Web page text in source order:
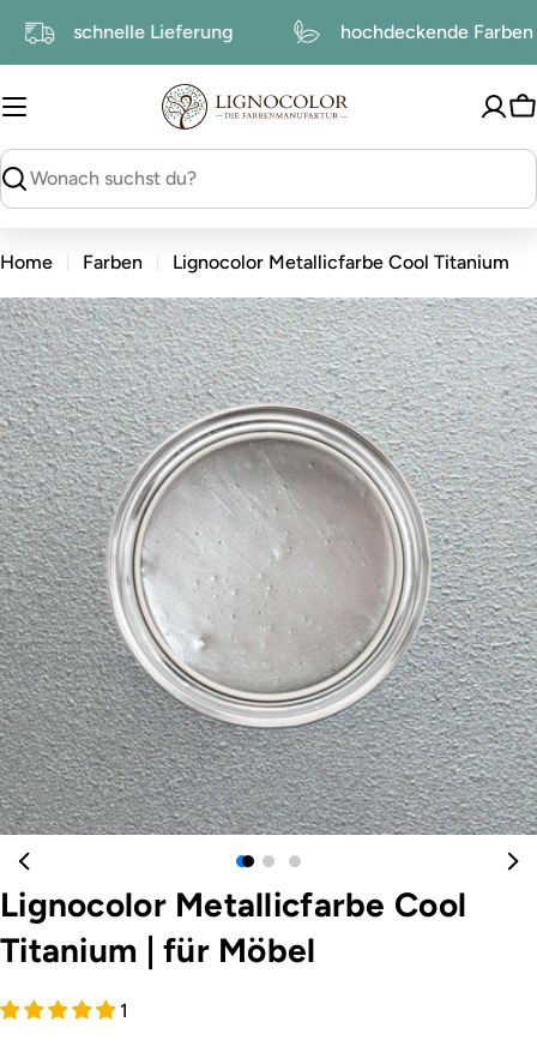
Inhalt
schnelle Lieferung hochdeckende
suchen
Home Farben Lignocolor Metallicfarbe Cool Titanium
zu
den
Produktinformationen
Sie das Medium 0 im Modalformat
Lignocolor Metallicfarbe Cool
Titanium
|für Möbel
1